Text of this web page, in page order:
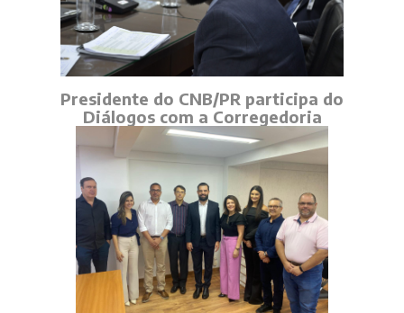
Presidente do CNB/PR participa do
Diálogos com a Corregedoria